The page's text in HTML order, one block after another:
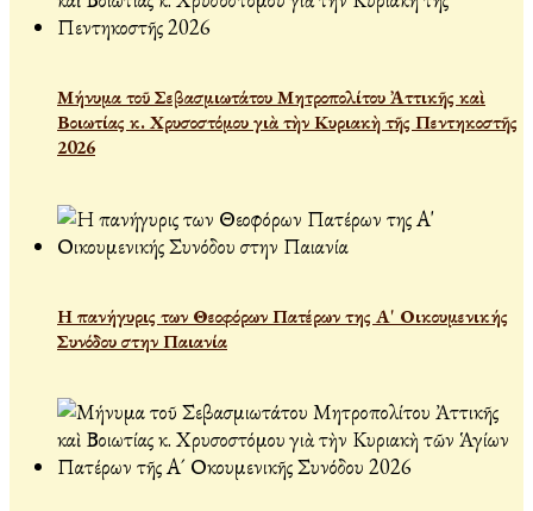
Μήνυμα τοῦ Σεβασμιωτάτου Μητροπολίτου Ἀττικῆς καὶ
Βοιωτίας κ. Χρυσοστόμου γιὰ τὴν Κυριακὴ τῆς Πεντηκοστῆς
2026
Η πανήγυρις των Θεοφόρων Πατέρων της Α' Οικουμενικής
Συνόδου στην Παιανία